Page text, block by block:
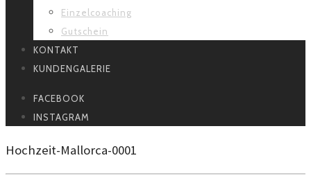
Einzelcoaching
Gutschein
KONTAKT
KUNDENGALERIE
FACEBOOK
INSTAGRAM
Hochzeit-Mallorca-0001